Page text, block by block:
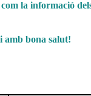
la informació
amb bona salut!